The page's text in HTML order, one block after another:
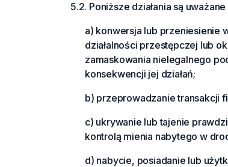
5.2. Poniższe działania są
a) konwersja lub przeniesienie
działalności przestępczej lub
zamaskowania nielegalnego
konsekwencji jej działań;
b) przeprowadzanie transakcji
c) ukrywanie lub tajenie
kontrolą mienia nabytego w
d) nabycie, posiadanie lub